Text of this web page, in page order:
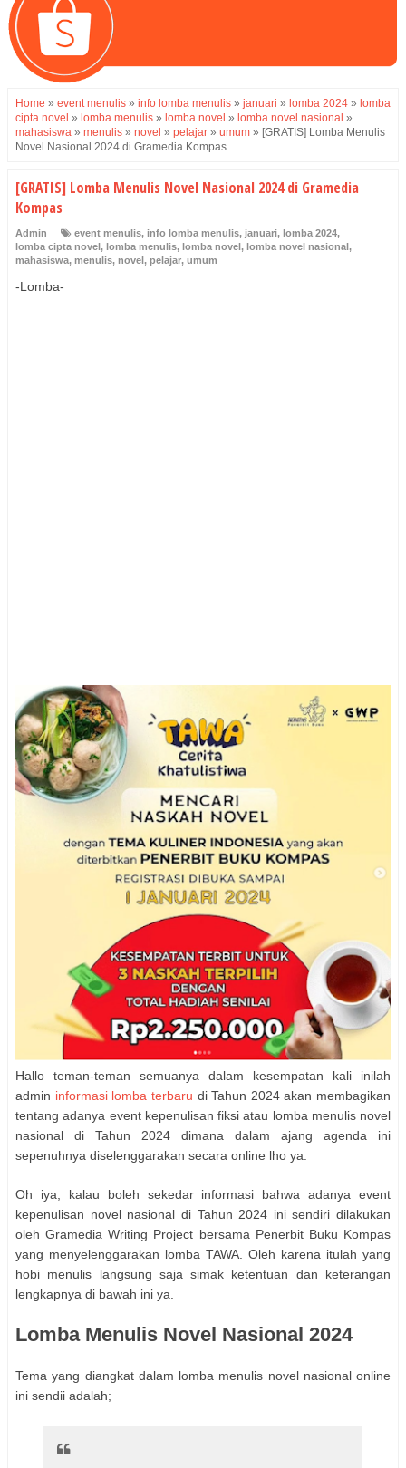
Home » event menulis » info lomba menulis » januari » lomba 2024 » lomba
cipta novel » lomba menulis » lomba novel » lomba novel nasional »
mahasiswa » menulis » novel » pelajar » umum » [GRATIS] Lomba Menulis
Novel Nasional 2024 di Gramedia Kompas
[GRATIS] Lomba Menulis Novel Nasional 2024 di Gramedia
Kompas
Admin event menulis, info lomba menulis, januari, lomba 2024,
lomba cipta novel, lomba menulis, lomba novel, lomba novel nasional,
mahasiswa, menulis, novel, pelajar, umum
-Lomba-
Hallo teman-teman semuanya dalam kesempatan kali inilah
admin informasi lomba terbaru di Tahun 2024 akan membagikan
tentang adanya event kepenulisan fiksi atau lomba menulis novel
nasional di Tahun 2024 dimana dalam ajang agenda ini
sepenuhnya diselenggarakan secara online lho ya.
Oh iya, kalau boleh sekedar informasi bahwa adanya event
kepenulisan novel nasional di Tahun 2024 ini sendiri dilakukan
oleh Gramedia Writing Project bersama Penerbit Buku Kompas
yang menyelenggarakan lomba TAWA. Oleh karena itulah yang
hobi menulis langsung saja simak ketentuan dan keterangan
lengkapnya di bawah ini ya.
Lomba Menulis Novel Nasional 2024
Tema yang diangkat dalam lomba menulis novel nasional online
ini sendii adalah;